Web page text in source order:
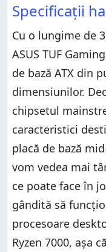
Specificații
Cu o lungime de
ASUS TUF
de bază ATX din
dimensiunilor.
chipsetul
caracteristici
placă de bază
vom vedea mai
ce poate face în
gândită să
procesoare
Ryzen 7000, așa